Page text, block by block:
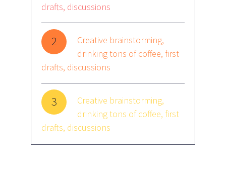
drafts, discussions
2
Creative brainstorming,
drinking tons of coffee, first
drafts, discussions
3
Creative brainstorming,
drinking tons of coffee, first
drafts, discussions